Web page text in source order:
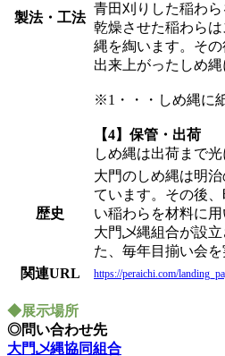
製法・工法
青田刈りした稲わ
乾燥させた稲わら
縄を綯います。そ
出来上がったしめ
※1・・・しめ縄に
【4】保管・出荷
しめ縄は出荷まで
歴史
大門のしめ縄は明
ています。その後
い稲わらを材料に
大門乄縄組合が設
た、毎年目揃い会
関連URL
https://peraichi.com/
◆展示場所
◎問い合わせ先
大門乄縄協同組合